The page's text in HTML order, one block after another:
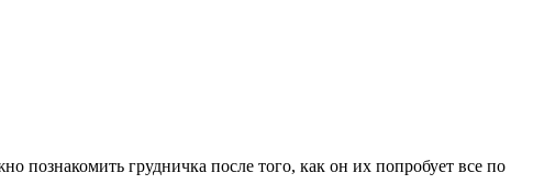
грудничка после того, как он их попробует все по